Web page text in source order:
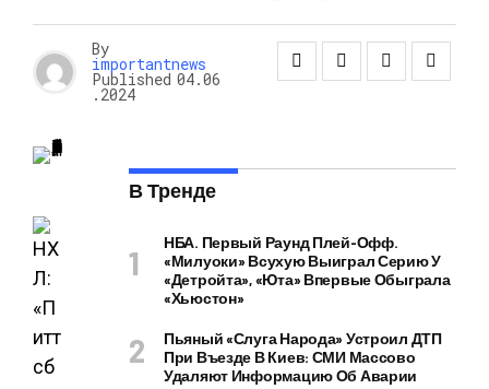
By
importantnews
Published 04.06
.2024
В Тренде
НБА. Первый Раунд Плей-Офф.
«Милуоки» Всухую Выиграл Серию У
«Детройта», «Юта» Впервые Обыграла
«Хьюстон»
Пьяный «слуга Народа» Устроил ДТП
При Въезде В Киев: СМИ Массово
Удаляют Информацию Об Аварии